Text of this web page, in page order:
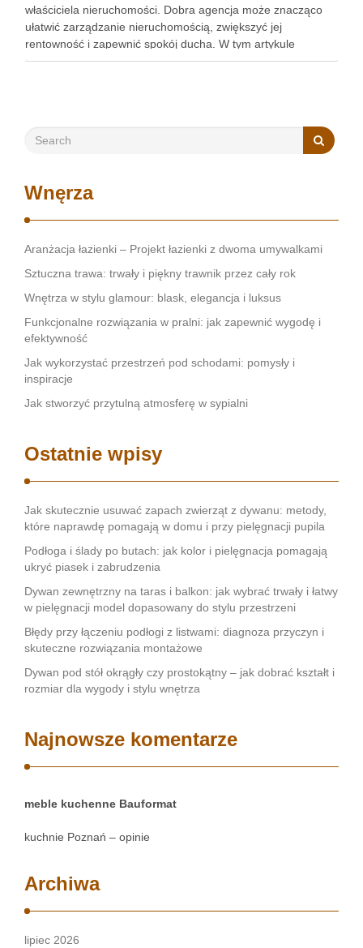
właściciela nieruchomości. Dobra agencja może znacząco
ułatwić zarządzanie nieruchomością, zwiększyć jej
rentowność i zapewnić spokój ducha. W tym artykule
przedstawimy, jak wybrać najlepszą agencję, szczególnie w
Wnęrza
Aranżacja łazienki – Projekt łazienki z dwoma umywalkami
Sztuczna trawa: trwały i piękny trawnik przez cały rok
Wnętrza w stylu glamour: blask, elegancja i luksus
Funkcjonalne rozwiązania w pralni: jak zapewnić wygodę i
efektywność
Jak wykorzystać przestrzeń pod schodami: pomysły i
inspiracje
Jak stworzyć przytulną atmosferę w sypialni
Ostatnie wpisy
Jak skutecznie usuwać zapach zwierząt z dywanu: metody,
które naprawdę pomagają w domu i przy pielęgnacji pupila
Podłoga i ślady po butach: jak kolor i pielęgnacja pomagają
ukryć piasek i zabrudzenia
Dywan zewnętrzny na taras i balkon: jak wybrać trwały i łatwy
w pielęgnacji model dopasowany do stylu przestrzeni
Błędy przy łączeniu podłogi z listwami: diagnoza przyczyn i
skuteczne rozwiązania montażowe
Dywan pod stół okrągły czy prostokątny – jak dobrać kształt i
rozmiar dla wygody i stylu wnętrza
Najnowsze komentarze
meble kuchenne Bauformat
kuchnie Poznań – opinie
Archiwa
lipiec 2026